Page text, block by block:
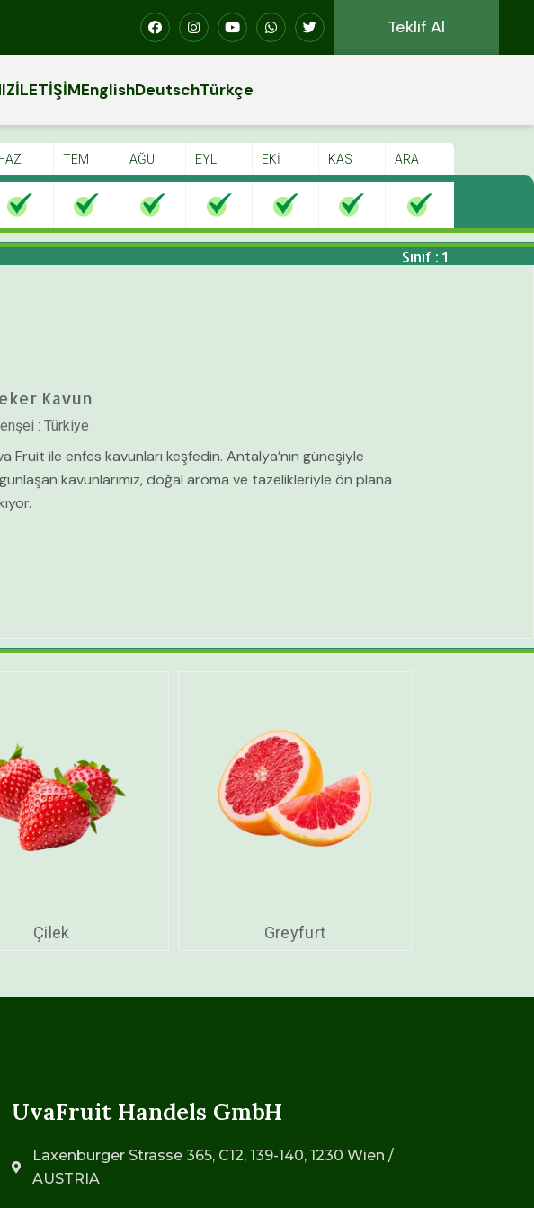
Teklif Al
İLETİŞİMEnglishDeutschTürkçe
TEM AĞU EYL EKİ KAS ARA
Sınıf : 1
Kavun
: Türkiye
Fruit ile enfes kavunları keşfedin. Antalya’nın güneşiyle
kavunlarımız, doğal aroma ve tazelikleriyle ön plana
Çilek Greyfurt
UvaFruit Handels GmbH
Laxenburger Strasse 365, C12, 139-140, 1230 Wien /
AUSTRIA